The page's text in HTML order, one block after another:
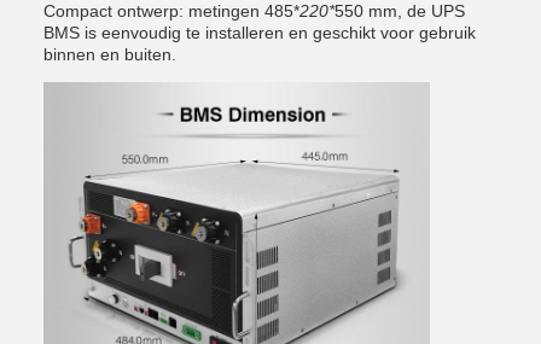
Compact ontwerp: metingen 485*220*550 mm, de UPS
BMS is eenvoudig te installeren en geschikt voor gebruik
binnen en buiten.